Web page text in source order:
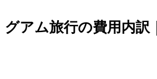
グアム旅行の費用内